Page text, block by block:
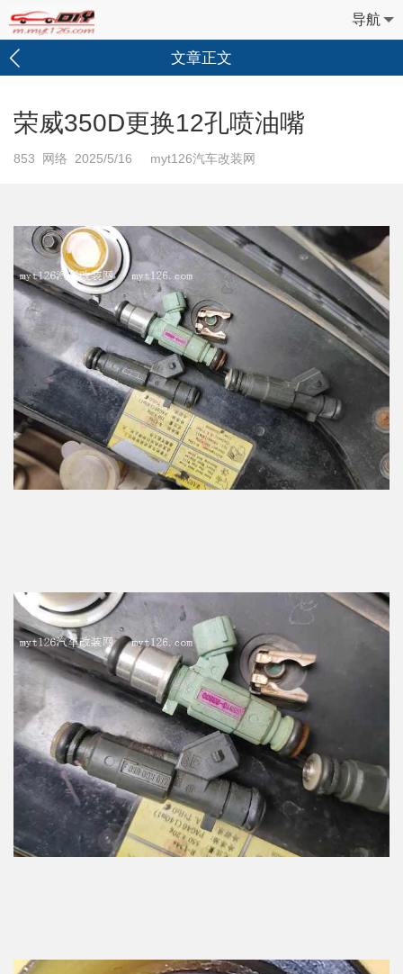
导航
文章正文
荣威350D更换12孔喷油嘴
853 网络 2025/5/16 myt126汽车改装网